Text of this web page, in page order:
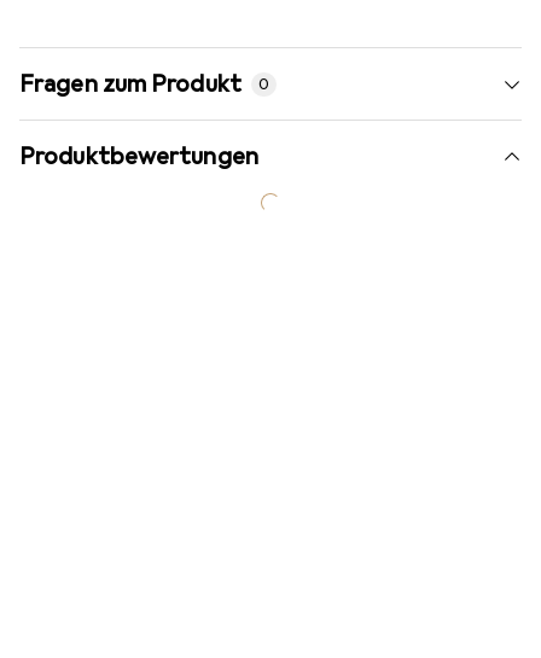
Fragen zum Produkt 0
Produktbewertungen